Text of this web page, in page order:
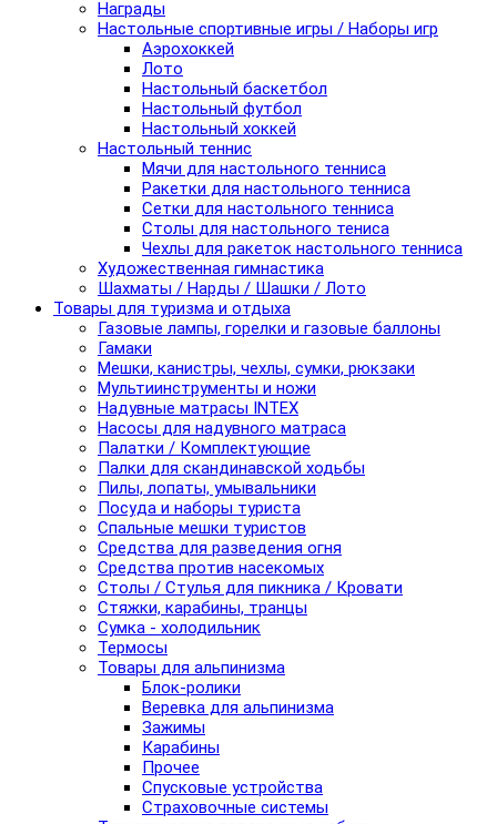
Награды
Настольные спортивные игры / Наборы игр
Аэрохоккей
Лото
Настольный баскетбол
Настольный футбол
Настольный хоккей
Настольный теннис
Мячи для настольного тенниса
Ракетки для настольного тенниса
Сетки для настольного тенниса
Столы для настольного тениса
Чехлы для ракеток настольного тенниса
Художественная гимнастика
Шахматы / Нарды / Шашки / Лото
Товары для туризма и отдыха
Газовые лампы, горелки и газовые баллоны
Гамаки
Мешки, канистры, чехлы, сумки, рюкзаки
Мультиинструменты и ножи
Надувные матрасы INTEX
Насосы для надувного матраса
Палатки / Комплектующие
Палки для скандинавской ходьбы
Пилы, лопаты, умывальники
Посуда и наборы туриста
Спальные мешки туристов
Средства для разведения огня
Средства против насекомых
Столы / Стулья для пикника / Кровати
Стяжки, карабины, транцы
Сумка - холодильник
Термосы
Товары для альпинизма
Блок-ролики
Веревка для альпинизма
Зажимы
Карабины
Прочее
Спусковые устройства
Страховочные системы